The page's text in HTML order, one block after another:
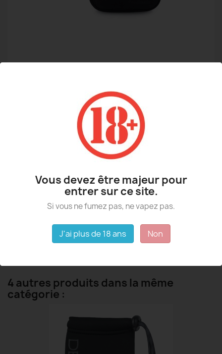
VAPE CARRY WOTOFO
Détails du produit
4 autres produits dans la même
catégorie :
Vous devez être majeur pour
entrer sur ce site.
Si vous ne fumez pas, ne vapez pas.
J'ai plus de 18 ans Non